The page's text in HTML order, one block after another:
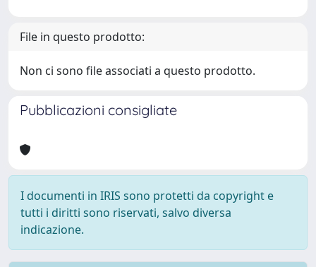
File in questo prodotto:
Non ci sono file associati a questo prodotto.
Pubblicazioni consigliate
I documenti in IRIS sono protetti da copyright e
tutti i diritti sono riservati, salvo diversa
indicazione.